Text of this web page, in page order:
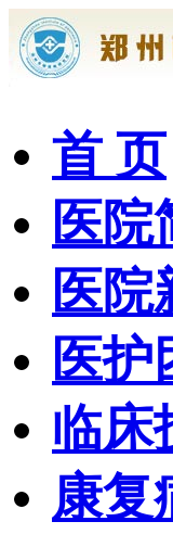
首 页
医院
医院
医护
临床
康复